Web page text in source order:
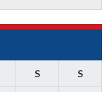
S S